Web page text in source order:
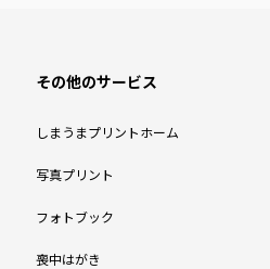
その他のサービス
しまうまプリントホーム
写真プリント
フォトブック
喪中はがき